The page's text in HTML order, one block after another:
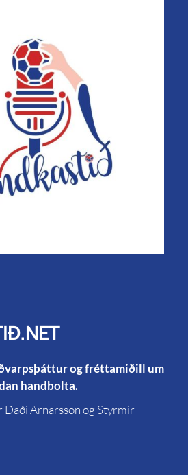
og fréttamiðill um
handbolta.
Arnarsson og Styrmir